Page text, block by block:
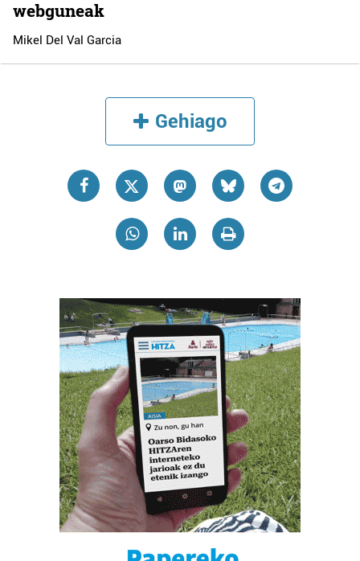
webguneak
Mikel Del Val Garcia
Gehiago